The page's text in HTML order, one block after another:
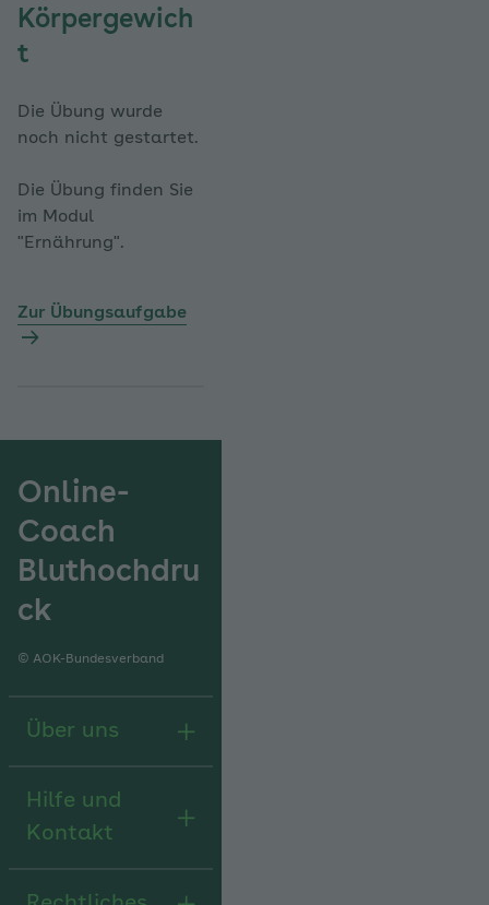
Körpergewich
t
Die Übung wurde
noch nicht gestartet.
Die Übung finden Sie
im Modul
"Ernährung".
Zur Übungsaufgabe
Online-
Coach
Bluthochdru
ck
© AOK-Bundesverband
Über uns
Hilfe und
Kontakt